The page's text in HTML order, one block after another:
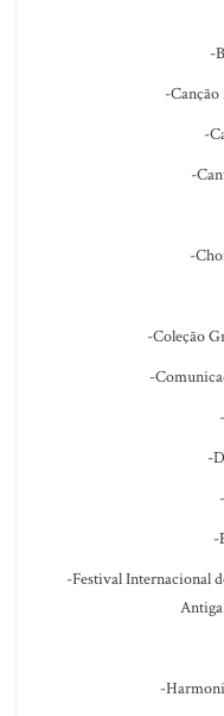
-
-Canção
-
-
-
-Coleção
-
-
-
-Festival Internacional
-